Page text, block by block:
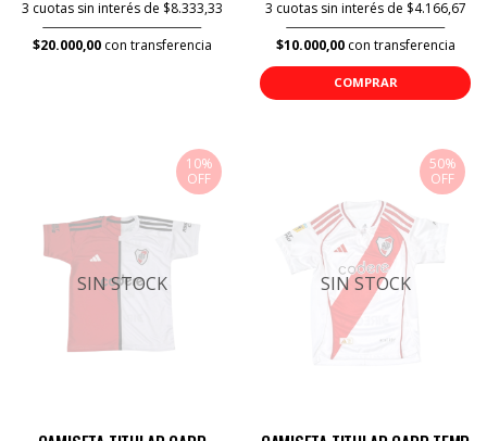
3 cuotas sin interés de $8.333,33
$20.000,00con transferencia
3 cuotas sin interés de $4.166,67
$10.000,00con transferencia
COMPRAR
10%
OFF
SIN STOCK
50%
OFF
SIN STOCK